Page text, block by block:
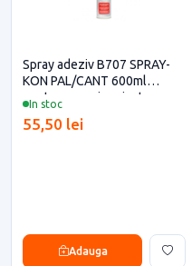
In stoc
Spray adeziv B707 SPRAY-
KON PAL/CANT 600ml
pentru casa si proiecte
55,50 lei
Adauga